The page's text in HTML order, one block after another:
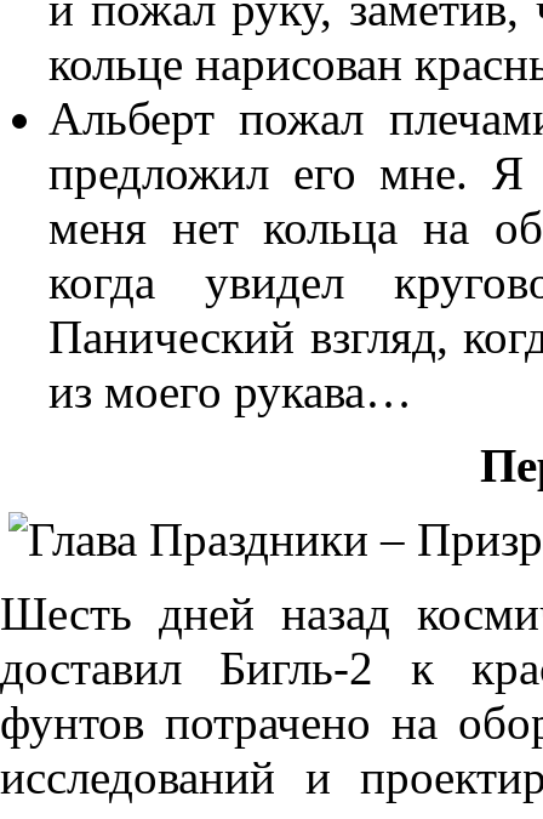
кольце нарисован
Альберт пожал
предложил его мне. Я
меня нет кольца на
когда увидел
Панический взгляд,
из моего рукава…
Шесть дней назад
доставил Бигль-2 к
фунтов потрачено на
исследований и